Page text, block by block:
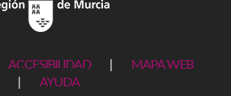
ACCESIBILIDAD
MAPA WEB
AYUDA